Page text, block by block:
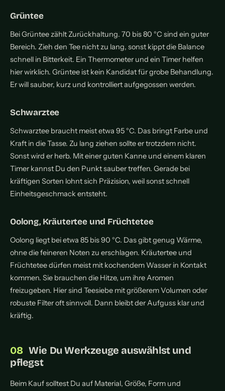
Grüntee
Bei Grüntee zählt Zurückhaltung. 70 bis 80 °C sind ein guter
Bereich. Zieh den Tee nicht zu lang, sonst kippt die Balance
schnell in Bitterkeit. Ein Thermometer und ein Timer helfen
hier wirklich. Grüntee ist kein Kandidat für grobe Behandlung.
Er will sauber, kurz und kontrolliert aufgegossen werden.
Schwarztee
Schwarztee braucht meist etwa 95 °C. Das bringt Farbe und
Kraft in die Tasse. Zu lang ziehen sollte er trotzdem nicht.
Sonst wird er herb. Mit einer guten Kanne und einem klaren
Timer kannst Du den Punkt sauber treffen. Gerade bei
kräftigen Sorten lohnt sich Präzision, weil sonst schnell
Einheitsgeschmack entsteht.
Oolong, Kräutertee und Früchtetee
Oolong liegt bei etwa 85 bis 90 °C. Das gibt genug Wärme,
ohne die feineren Noten zu erschlagen. Kräutertee und
Früchtetee dürfen meist mit kochendem Wasser in Kontakt
kommen. Sie brauchen die Hitze, um ihre Aromen
freizugeben. Hier sind Teesiebe mit größerem Volumen oder
robuste Filter oft sinnvoll. Dann bleibt der Aufguss klar und
kräftig.
Wie Du Werkzeuge auswählst und
pflegst
Beim Kauf solltest Du auf Material, Größe, Form und